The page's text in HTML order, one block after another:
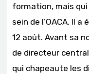
formation, mais
sein de l’OACA. Il
12 août. Avant sa
de directeur
qui chapeaute les